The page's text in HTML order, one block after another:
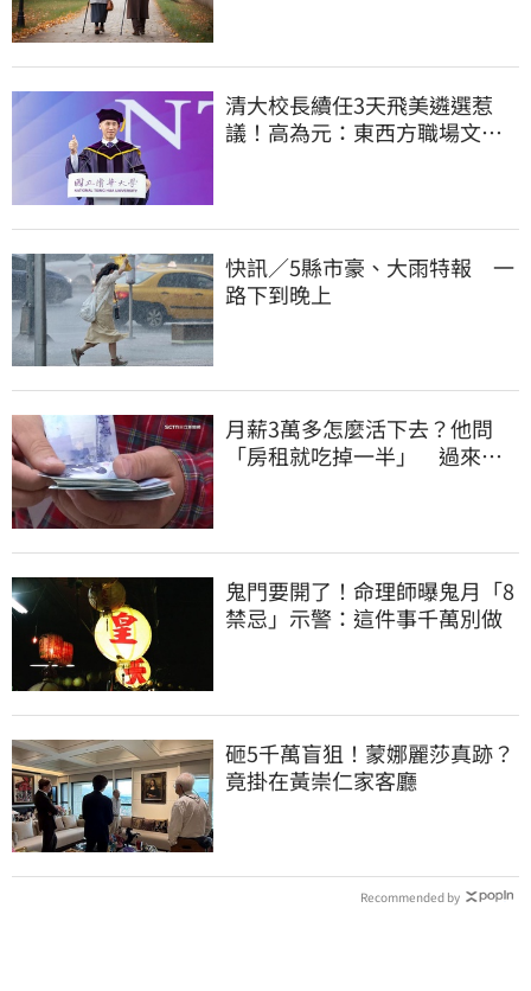
清大校長續任3天飛美遴選惹
議！高為元：東西方職場文化
快訊／5縣市豪、大雨特報 一
路下到晚上
月薪3萬多怎麼活下去？他問
「房租就吃掉一半」 過來人
鬼門要開了！命理師曝鬼月「8
禁忌」示警：這件事千萬別做
砸5千萬盲狙！蒙娜麗莎真跡？
竟掛在黃崇仁家客廳
Recommended by